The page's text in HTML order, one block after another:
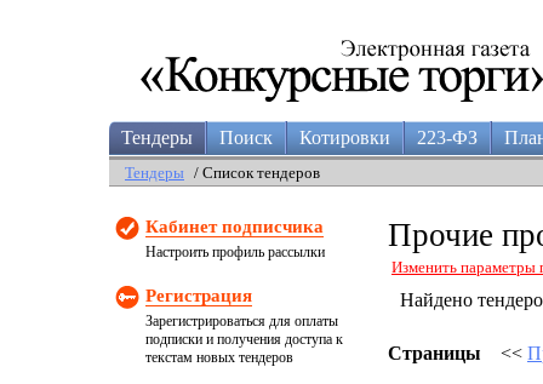
Тендеры Поиск Котировки 223-ФЗ
Тендеры / Список тендеров
Кабинет подписчика
Настроить профиль рассылки
Регистрация
Зарегистрироваться для оплаты
подписки и получения доступа к
текстам новых тендеров
Прочие
Изменить параметры
Найдено
Страницы <<